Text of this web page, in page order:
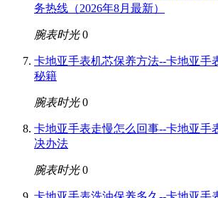
务热线（2026年8月最新）
腕表时光 0
卡地亚手表机芯保养方法--卡地亚手
秘籍
腕表时光 0
卡地亚手表走慢怎么回事--卡地亚手
决办法
腕表时光 0